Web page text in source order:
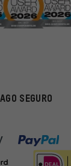
SEGURO